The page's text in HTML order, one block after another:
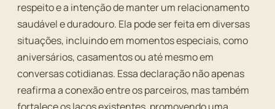
respeito e a intenção de manter um relacionamento
saudável e duradouro. Ela pode ser feita em diversas
situações, incluindo em momentos especiais, como
aniversários, casamentos ou até mesmo em
conversas cotidianas. Essa declaração não apenas
reafirma a conexão entre os parceiros, mas também